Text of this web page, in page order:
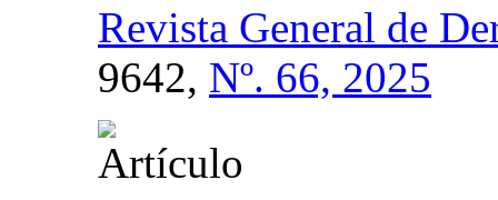
Revista General de
9642, Nº. 66, 2025